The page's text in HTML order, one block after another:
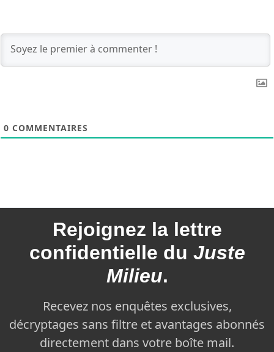
0 COMMENTAIRES
Rejoignez la lettre
confidentielle du Juste
Milieu.
Recevez nos enquêtes exclusives,
décryptages sans filtre et avantages abonnés
directement dans votre boîte mail.